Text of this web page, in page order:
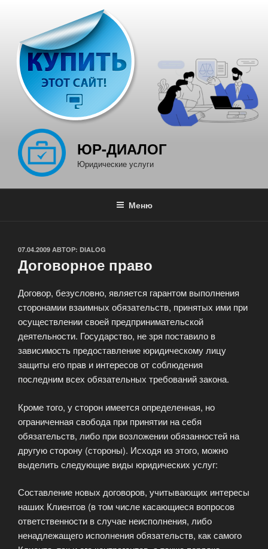
содержимому
ЮР-ДИАЛОГ
Юридические услуги
Меню
ОПУБЛИКОВАНО
07.04.2009 АВТОР: DIALOG
Договорное право
Договор, безусловно, является гарантом выполнения
сторонамии взаимных обязательств, принятых ими при
осуществлении своей предпринимательской
деятельности. Государство, не зря поставило в
зависимость предоставление юридическому лицу
защиты его прав и интересов от соблюдения
последним всех обязательных требований закона.
Кроме того, у сторон имеется определенная, но
ограниченная свобода при принятии на себя
обязательств, либо при возложении обязанностей на
другую сторону (стороны). Исходя из этого, можно
выделить следующие виды юридических услуг:
Составление новых договоров, учитывающих интересы
наших Клиентов (в том числе касающиеся вопросов
ответственности в случае неисполнения, либо
ненадлежащего исполнения обязательств, как самого